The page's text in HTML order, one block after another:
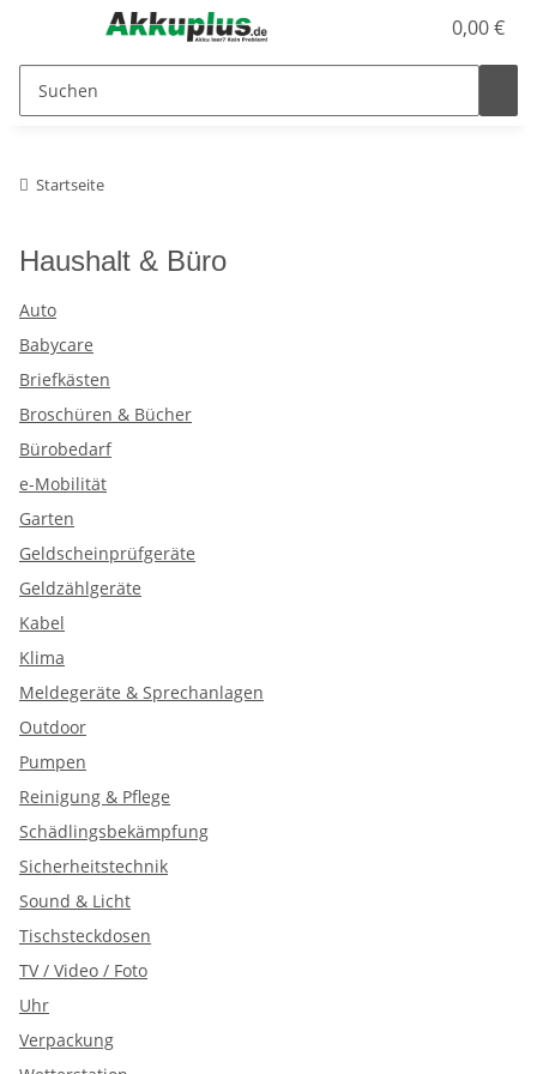
0,00 €
Startseite
Haushalt & Büro
Auto
Babycare
Briefkästen
Broschüren & Bücher
Bürobedarf
e-Mobilität
Garten
Geldscheinprüfgeräte
Geldzählgeräte
Kabel
Klima
Meldegeräte & Sprechanlagen
Outdoor
Pumpen
Reinigung & Pflege
Schädlingsbekämpfung
Sicherheitstechnik
Sound & Licht
Tischsteckdosen
TV / Video / Foto
Uhr
Verpackung